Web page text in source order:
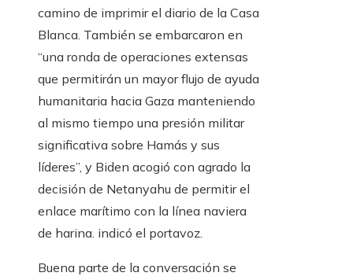
camino de imprimir el diario de la Casa
Blanca. También se embarcaron en
“una ronda de operaciones extensas
que permitirán un mayor flujo de ayuda
humanitaria hacia Gaza manteniendo
al mismo tiempo una presión militar
significativa sobre Hamás y sus
líderes”, y Biden acogió con agrado la
decisión de Netanyahu de permitir el
enlace marítimo con la línea naviera
de harina. indicó el portavoz.
Buena parte de la conversación se